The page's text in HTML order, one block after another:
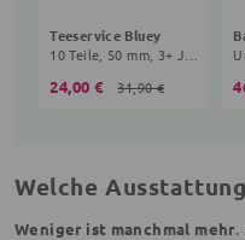
Teeservice Bluey
24,00 € 31,90 €
Welche
Weniger ist manchmal mehr.